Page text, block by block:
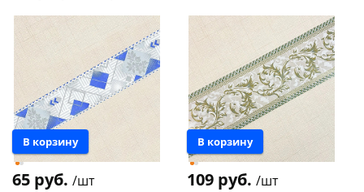
В корзину
65 руб. /шт
В корзину
109 руб. /шт